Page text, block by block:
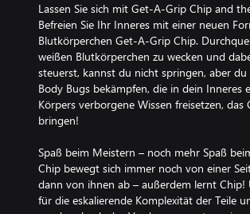
Lassen Sie sich mit Get-A-Grip Chip and
Befreien Sie Ihr Inneres mit einer neuen
Blutkörperchen Get-A-Grip Chip.
weißen Blutkörperchen zu wecken und
steuerst, kannst du nicht springen, aber
Body Bugs bekämpfen, die in dein
Körpers verborgene Wissen freisetzen,
bringen!
Spaß beim Meistern – noch mehr Spaß
Chip bewegt sich immer noch von einer
dann von ihnen ab – außerdem lernt
für die eskalierende Komplexität der Teile